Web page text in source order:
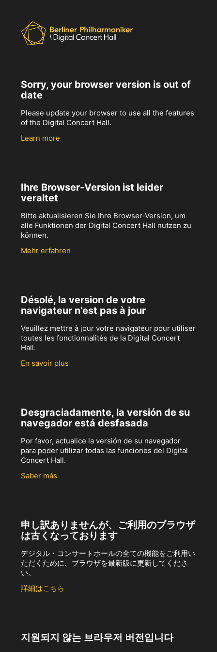
Sorry, your browser version is out of
date
Please update your browser to use all the features
of the Digital Concert Hall.
Learn more
Ihre Browser-Version ist leider
veraltet
Bitte aktualisieren Sie Ihre Browser-Version, um
alle Funktionen der Digital Concert Hall nutzen zu
können.
Mehr erfahren
Désolé, la version de votre
navigateur n’est pas à jour
Veuillez mettre à jour votre navigateur pour utiliser
toutes les fonctionnalités de la Digital Concert
Hall.
En savoir plus
Desgraciadamente, la versión de su
navegador está desfasada
Por favor, actualice la versión de su navegador
para poder utilizar todas las funciones del Digital
Concert Hall.
Saber más
申し訳ありませんが、ご利用のブラウザ
は古くなっております
デジタル・コンサートホールの全ての機能をご利用い
ただくために、ブラウザを最新版に更新してくださ
い。
詳細はこちら
지원되지 않는 브라우저 버전입니다